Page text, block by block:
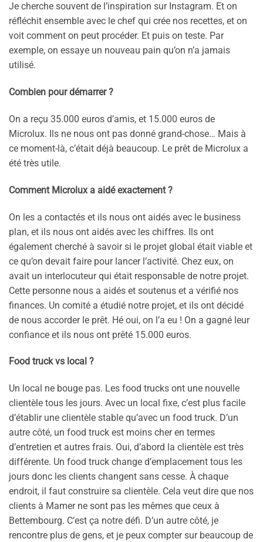
Je cherche souvent de l’inspiration sur Instagram. Et on
réfléchit ensemble avec le chef qui crée nos recettes, et on
voit comment on peut procéder. Et puis on teste. Par
exemple, on essaye un nouveau pain qu’on n’a jamais
utilisé.
Combien pour démarrer ?
On a reçu 35.000 euros d’amis, et 15.000 euros de
Microlux. Ils ne nous ont pas donné grand-chose… Mais à
ce moment-là, c’était déjà beaucoup. Le prêt de Microlux a
été très utile.
Comment Microlux a aidé exactement ?
On les a contactés et ils nous ont aidés avec le business
plan, et ils nous ont aidés avec les chiffres. Ils ont
également cherché à savoir si le projet global était viable et
ce qu’on devait faire pour lancer l’activité. Chez eux, on
avait un interlocuteur qui était responsable de notre projet.
Cette personne nous a aidés et soutenus et a vérifié nos
finances. Un comité a étudié notre projet, et ils ont décidé
de nous accorder le prêt. Hé oui, on l’a eu ! On a gagné leur
confiance et ils nous ont prêté 15.000 euros.
Food truck vs local ?
Un local ne bouge pas. Les food trucks ont une nouvelle
clientèle tous les jours. Avec un local fixe, c’est plus facile
d’établir une clientèle stable qu’avec un food truck. D’un
autre côté, un food truck est moins cher en termes
d’entretien et autres frais. Oui, d’abord la clientèle est très
différente. Un food truck change d’emplacement tous les
jours donc les clients changent sans cesse. À chaque
endroit, il faut construire sa clientèle. Cela veut dire que nos
clients à Mamer ne sont pas les mêmes que ceux à
Bettembourg. C’est ça notre défi. D’un autre côté, je
rencontre plus de gens, et je peux compter sur beaucoup de